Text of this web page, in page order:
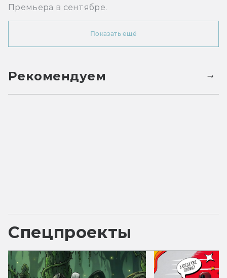
Премьера в сентябре.
Показать ещё
Рекомендуем
Спецпроекты